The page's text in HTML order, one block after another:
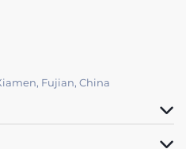
Fujian, China